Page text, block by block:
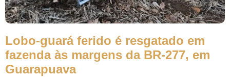
Lobo-guará ferido é resgatado em
fazenda às margens da BR-277, em
Guarapuava